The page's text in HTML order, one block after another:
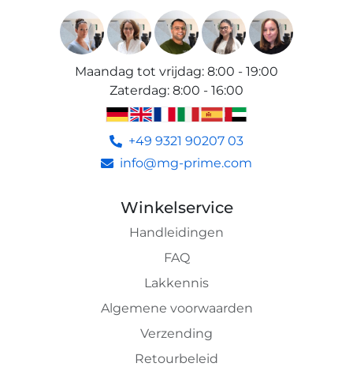
Maandag tot vrijdag: 8:00 - 19:00
Zaterdag: 8:00 - 16:00
+49 9321 90207 03
info@mg-prime.com
Winkelservice
Handleidingen
FAQ
Lakkennis
Algemene voorwaarden
Verzending
Retourbeleid